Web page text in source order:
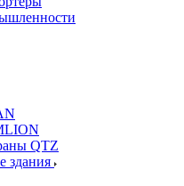
QTZ
здания